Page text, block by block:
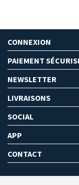
CONNEXION
PAIEMENT
NEWSLETTER
LIVRAISONS
SOCIAL
APP
CONTACT